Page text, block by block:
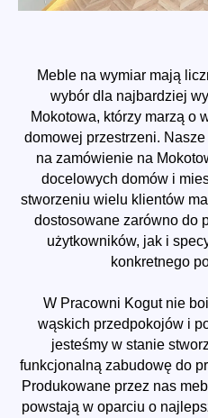
Meble na wymiar mają
wybór dla najbardziej
Mokotowa, którzy marzą o
domowej przestrzeni.
na zamówienie na
docelowych domów i
stworzeniu wielu klientów
dostosowane zarówno do
użytkowników, jak i
konkretnego
W Pracowni Kogut nie
wąskich przedpokojów i
jesteśmy w stanie
funkcjonalną zabudowę do
Produkowane przez nas
powstają w oparciu o